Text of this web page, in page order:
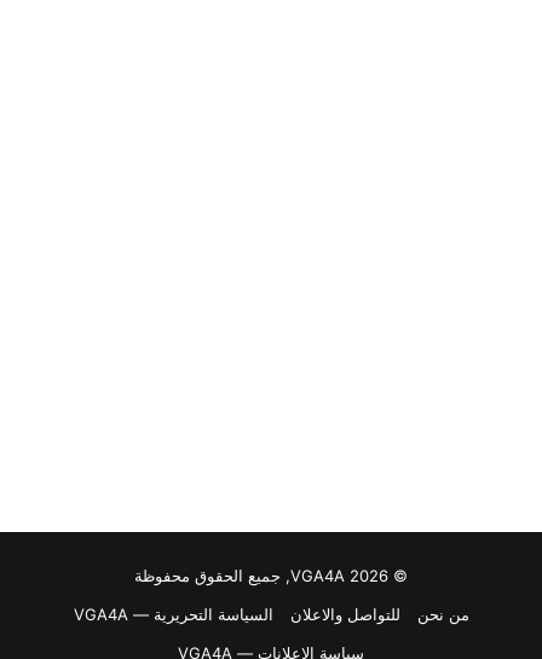
© VGA4A 2026, جميع الحقوق محفوظة
من نحن
للتواصل والاعلان
السياسة التحريرية — VGA4A
سياسة الإعلانات — VGA4A